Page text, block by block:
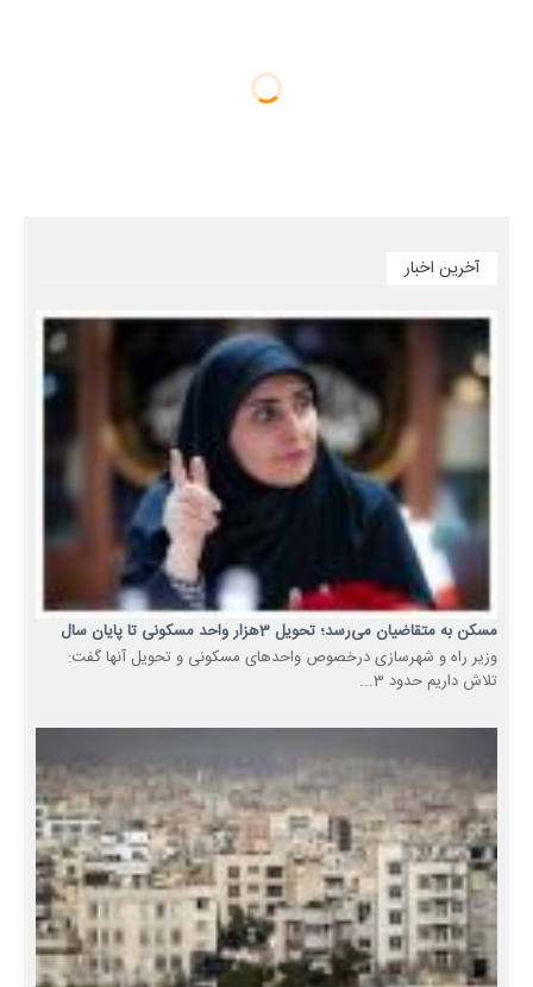
آخرین اخبار
مسکن به متقاضیان می‌رسد؛ تحویل 3هزار واحد مسکونی تا پایان سال
وزیر راه و شهرسازی درخصوص واحدهای مسکونی و تحویل آنها گفت:
تلاش داریم حدود 3...